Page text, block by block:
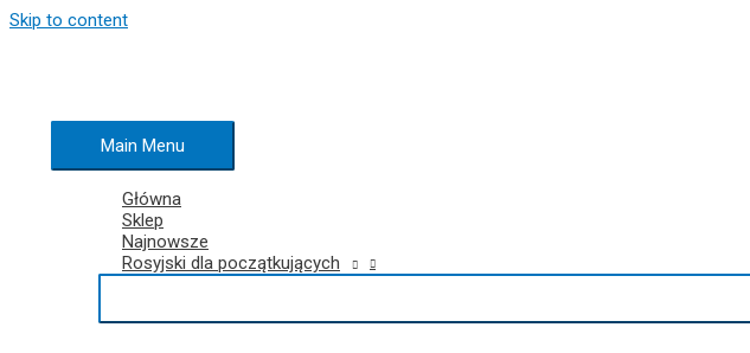
Skip to content
Main Menu
Główna
Sklep
Najnowsze
Rosyjski dla początkujących